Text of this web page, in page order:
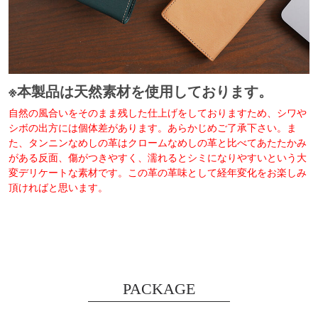
※本製品は天然素材を使用しております。
自然の風合いをそのまま残した仕上げをしておりますため、シワや
シボの出方には個体差があります。あらかじめご了承下さい。ま
た、タンニンなめしの革はクロームなめしの革と比べてあたたかみ
がある反面、傷がつきやすく、濡れるとシミになりやすいという大
変デリケートな素材です。この革の革味として経年変化をお楽しみ
頂ければと思います。
PACKAGE